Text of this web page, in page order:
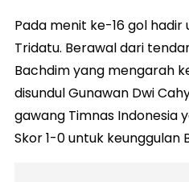
Pada menit ke-16 gol hadir
Tridatu. Berawal dari
Bachdim yang mengarah
disundul Gunawan Dwi
gawang Timnas Indonesia
Skor 1-0 untuk keunggulan